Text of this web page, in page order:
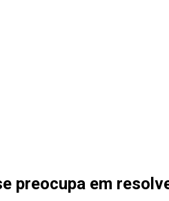
preocupa em